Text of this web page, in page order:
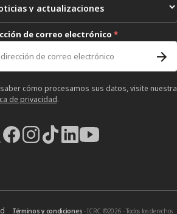
de correo electrónico *
saber cómo procesamos sus datos, visite nuestra
de privacidad.
Términos y condiciones - ICRC ©2026 - Todos los derechos